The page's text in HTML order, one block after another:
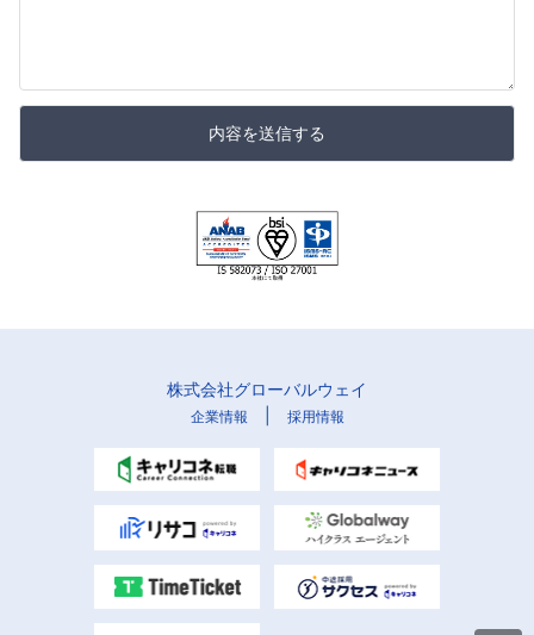
内容を送信する
株式会社グローバルウェイ
企業情報 採用情報